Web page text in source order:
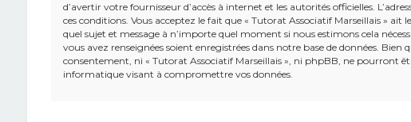
d’avertir votre fournisseur d’accès à internet et les autorités officielles.
ces conditions. Vous acceptez le fait que « Tutorat Associatif Marseillais »
quel sujet et message à n’importe quel moment si nous estimons cela
vous avez renseignées soient enregistrées dans notre base de données.
consentement, ni « Tutorat Associatif Marseillais », ni phpBB, ne pourront
informatique visant à compromettre vos données.